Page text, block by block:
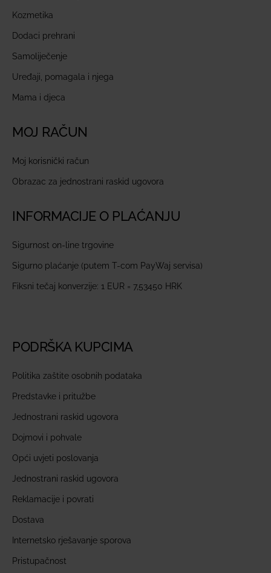
Kozmetika
Dodaci prehrani
Samoliječenje
Uređaji, pomagala i njega
Mama i djeca
MOJ RAČUN
Moj korisnički račun
Obrazac za jednostrani raskid ugovora
INFORMACIJE O PLAĆANJU
Sigurnost on-line trgovine
Sigurno plaćanje (putem T-com PayWaj servisa)
Fiksni tečaj konverzije: 1 EUR = 7,53450 HRK
PODRŠKA KUPCIMA
Politika zaštite osobnih podataka
Predstavke i pritužbe
Jednostrani raskid ugovora
Dojmovi i pohvale
Opći uvjeti poslovanja
Jednostrani raskid ugovora
Reklamacije i povrati
Dostava
Internetsko rješavanje sporova
Pristupačnost